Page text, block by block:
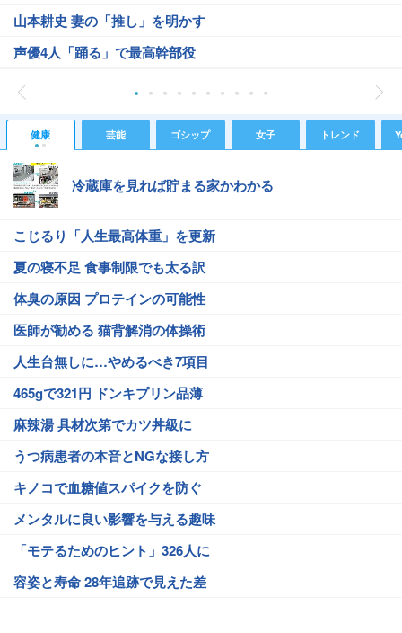
山本耕史 妻の「推し」を明かす
声優4人「踊る」で最高幹部役
健康 芸能 ゴシップ 女子 トレンド
冷蔵庫を見れば貯まる家かわかる
こじるり「人生最高体重」を更新
夏の寝不足 食事制限でも太る訳
体臭の原因 プロテインの可能性
医師が勧める 猫背解消の体操術
人生台無しに…やめるべき7項目
465gで321円 ドンキプリン品薄
麻辣湯 具材次第でカツ丼級に
うつ病患者の本音とNGな接し方
キノコで血糖値スパイクを防ぐ
メンタルに良い影響を与える趣味
「モテるためのヒント」326人に
容姿と寿命 28年追跡で見えた差